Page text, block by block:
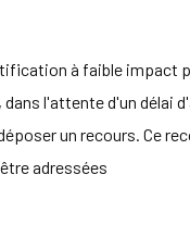
à faible impact
l'attente d'un délai
un recours. Ce
adressées